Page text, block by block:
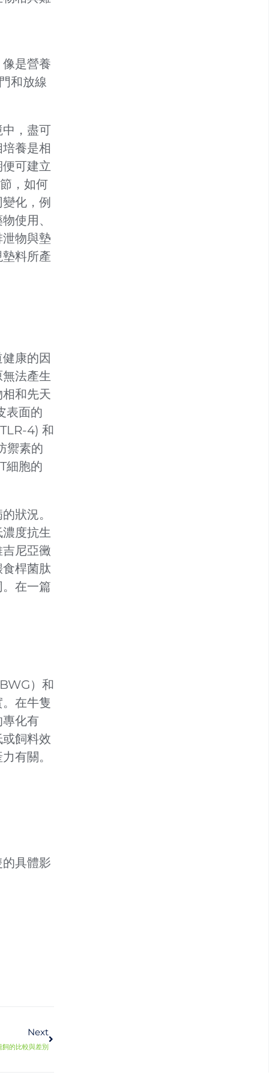
是營養
和放線
，盡可
養是相
可建立
，如何
化，例
使用、
物與墊
料所產
康的因
法產生
和先天
表面的
4) 和
禦素的
細胞的
狀況。
度抗生
尼亞黴
桿菌肽
在一篇
）和
在牛隻
化有
飼料效
有關。
具體影
Next
的比較與差別